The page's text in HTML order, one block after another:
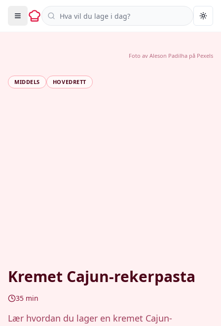
Søk i oppskrifter
MIDDELS HOVEDRETT
Kremet Cajun-rekerpasta
35 min
Lær hvordan du lager en kremet Cajun-
Foto av Aleson Padilha på Pexels